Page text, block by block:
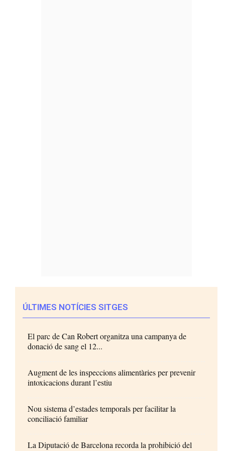
ÚLTIMES NOTÍCIES SITGES
El parc de Can Robert organitza una campanya de
donació de sang el 12...
Augment de les inspeccions alimentàries per prevenir
intoxicacions durant l’estiu
Nou sistema d’estades temporals per facilitar la
conciliació familiar
La Diputació de Barcelona recorda la prohibició del